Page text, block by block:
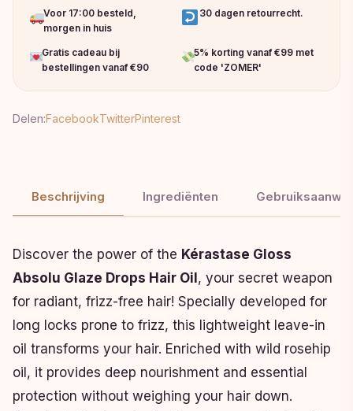
Voor 17:00 besteld,
morgen in huis
30 dagen retourrecht.
Gratis cadeau bij
bestellingen vanaf €90
5% korting vanaf €99 met
code 'ZOMER'
Delen:FacebookTwitterPinterest
Beschrijving Ingrediënten
Discover the power of the Kérastase Gloss
Absolu Glaze Drops Hair Oil , your secret weapon
for radiant, frizz-free hair! Specially developed for
long locks prone to frizz, this lightweight leave-in
oil transforms your hair. Enriched with wild rosehip
oil, it provides deep nourishment and essential
protection without weighing your hair down.